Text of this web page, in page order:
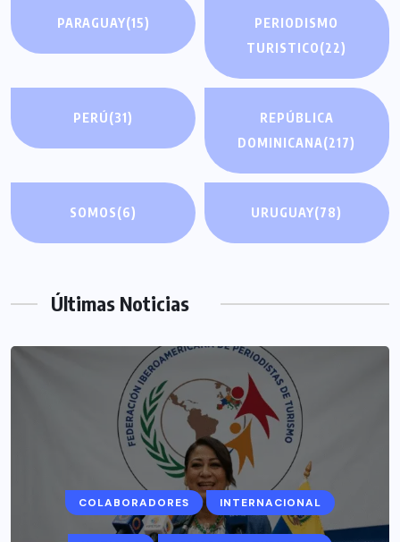
PARAGUAY(15)
PERIODISMO
TURISTICO(22)
PERÚ(31)
REPÚBLICA
DOMINICANA(217)
SOMOS(6) URUGUAY(78)
Últimas Noticias
COLABORADORES INTERNACIONAL